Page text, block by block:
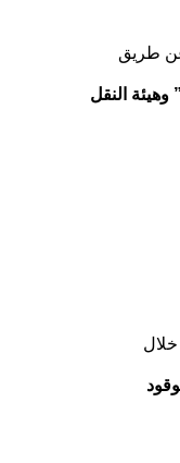
طريق
النقل